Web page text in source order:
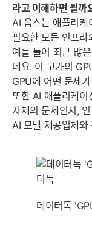
라고 이해하면 될까
AI 옵스는 애플리케
필요한 모든 인프
예를 들어 최근 많
데요. 이 고가의
GPU에 어떤 문제
또한 AI 애플리케이
자체의 문제인지,
AI 모델 제공업체와
데이터독